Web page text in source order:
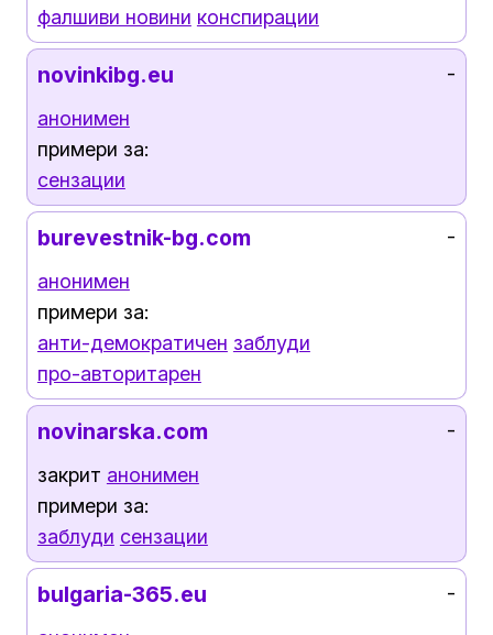
фалшиви новини конспирации
novinkibg.eu
анонимен
примери за:
сензации
-
burevestnik-bg.com
анонимен
примери за:
анти-демократичен заблуди
про-авторитарен
-
novinarska.com
закрит анонимен
примери за:
заблуди сензации
-
bulgaria-365.eu -